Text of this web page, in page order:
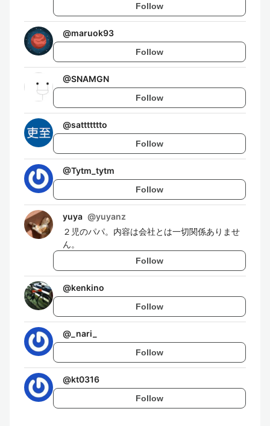
Follow
@maruok93
Follow
@SNAMGN
Follow
@sattttttto
Follow
@Tytm_tytm
Follow
yuya @yuyanz
２児のパパ。内容は会社とは一切関係ありませ
ん。
Follow
@kenkino
Follow
@ _nari_
Follow
@kt0316
Follow